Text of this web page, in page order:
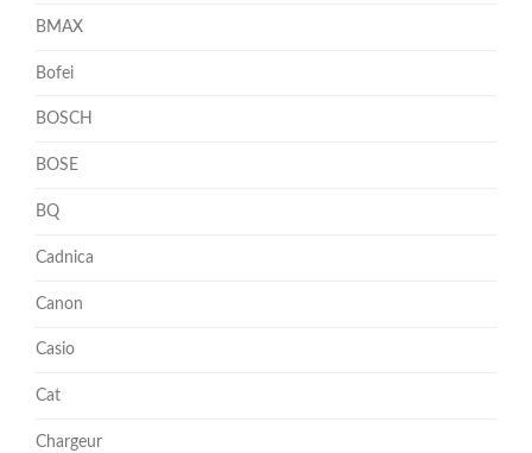
BMAX
Bofei
BOSCH
BOSE
BQ
Cadnica
Canon
Casio
Cat
Chargeur